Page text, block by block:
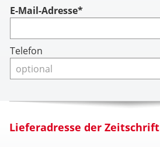
Account
E-Mail-Adresse*
Telefon
Lieferadresse der Zeitschrift